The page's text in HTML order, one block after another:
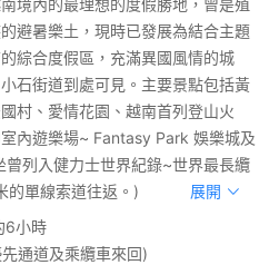
境內的最理想的度假勝地，曾是殖
避暑樂土，現時已發展為結合主題
綜合度假區，充滿異國風情的城
石街道到處可見。主要景點包括黃
村、愛情花園、越南首列登山火
內遊樂場~ Fantasy Park 娛樂城及
曾列入健力士世界紀錄~世界最長纜
的單線索道往返。)
展開
6小時
通道及乘纜車來回)